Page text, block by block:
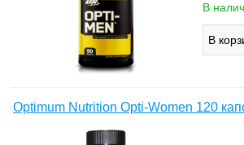
В
Optimum Nutrition Opti-Women 120